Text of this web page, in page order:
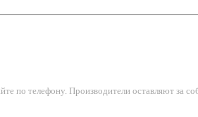
телефону. Производители оставляют за